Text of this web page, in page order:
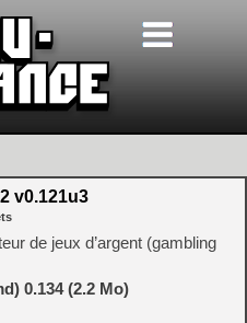
v0.121u3
de jeux d’argent (gambling
0.134 (2.2 Mo)